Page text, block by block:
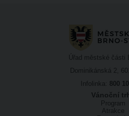
Úřad městské části
Dominikánská 2,
Infolinka:
800
Vánoční
Program
Atrakce